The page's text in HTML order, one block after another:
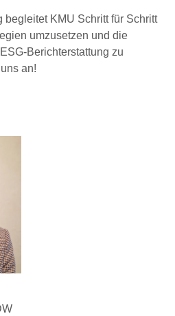
begleitet KMU Schritt für Schritt
umzusetzen und die
Berichterstattung zu
an!